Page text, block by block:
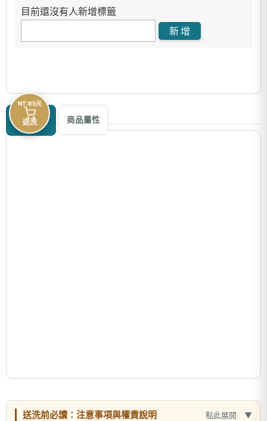
目前還沒有人新增標籤
商品描述 商品屬性
送洗前必讀：注意事項與權責說明 點此展開
NT:85元
送洗